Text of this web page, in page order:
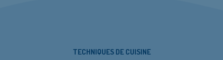
TECHNIQUES DE CUISINE